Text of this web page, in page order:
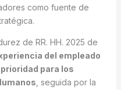
como fuente de
de RR. HH. 2025 de
del empleado
para los
, seguida por la